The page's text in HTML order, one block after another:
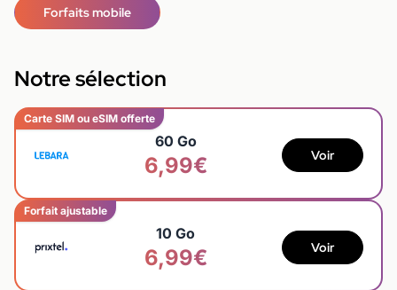
Forfaits mobile
Notre sélection
Carte SIM ou eSIM offerte
60 Go
6,99€ Voir
Forfait ajustable
10 Go
6,99€ Voir